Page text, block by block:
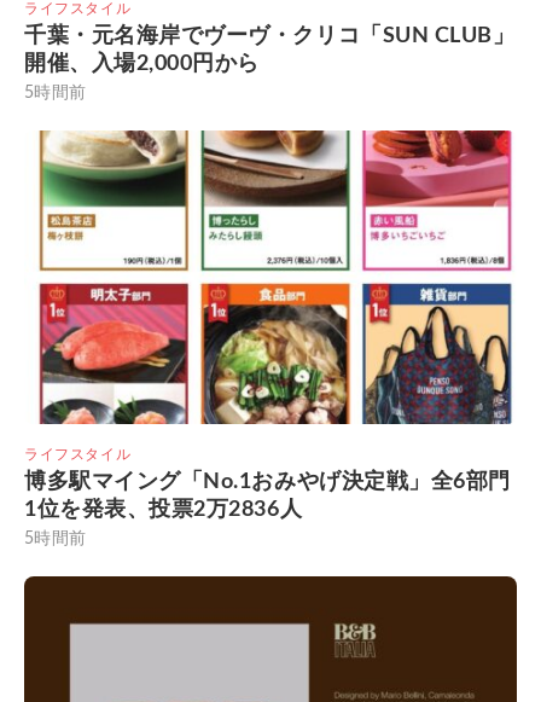
ライフスタイル
千葉・元名海岸でヴーヴ・クリコ「SUN CLUB」
開催、入場2,000円から
5時間前
ライフスタイル
博多駅マイング「No.1おみやげ決定戦」全6部門
1位を発表、投票2万2836人
5時間前